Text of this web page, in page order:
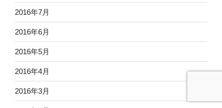
2016年7月
2016年6月
2016年5月
2016年4月
2016年3月